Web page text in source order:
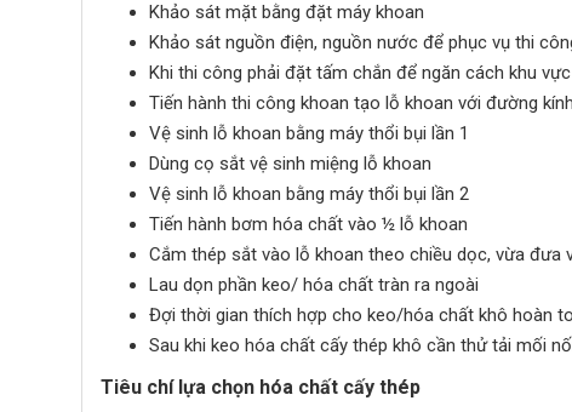
Khảo sát mặt bằng đặt máy khoan
Khảo sát nguồn điện, nguồn nước để phục vụ thi
Khi thi công phải đặt tấm chắn để ngăn cách khu
Tiến hành thi công khoan tạo lỗ khoan với đường
Vệ sinh lỗ khoan bằng máy thổi bụi lần 1
Dùng cọ sắt vệ sinh miệng lỗ khoan
Vệ sinh lỗ khoan bằng máy thổi bụi lần 2
Tiến hành bơm hóa chất vào ½ lỗ khoan
Cắm thép sắt vào lỗ khoan theo chiều dọc, vừa
Lau dọn phần keo/ hóa chất tràn ra ngoài
Đợi thời gian thích hợp cho keo/hóa chất khô hoàn
Sau khi keo hóa chất cấy thép khô cần thử tải mối
Tiêu chí lựa chọn hóa chất cấy thép